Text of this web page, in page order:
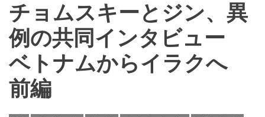
チョムスキーとジン、異
例の共同インタビュー
ベトナムからイラクへ
前編